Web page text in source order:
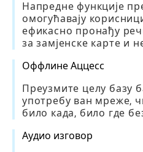
Напредне функције
омогућавају
ефикасно пронађу
за замјенске карте и
Оффлине Аццесс
Преузмите целу базу
употребу ван мреже,
било када, било где
Аудио изговор